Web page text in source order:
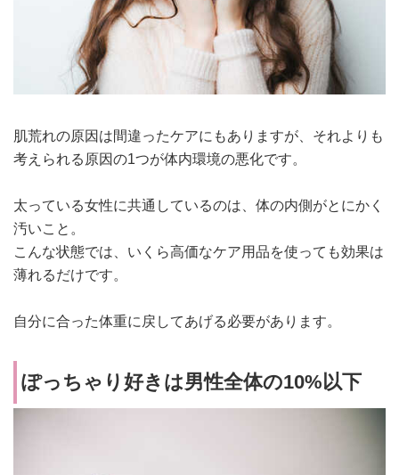
肌荒れの原因は間違ったケアにもありますが、それよりも
考えられる原因の1つが体内環境の悪化です。
太っている女性に共通しているのは、体の内側がとにかく
汚いこと。
こんな状態では、いくら高価なケア用品を使っても効果は
薄れるだけです。
自分に合った体重に戻してあげる必要があります。
ぽっちゃり好きは男性全体の10%以下